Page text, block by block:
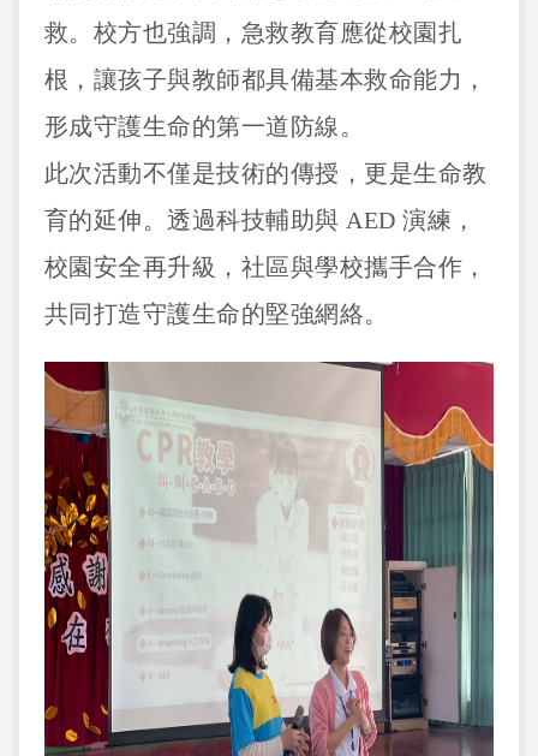
救。校方也強調，急救教育應從校園扎
根，讓孩子與教師都具備基本救命能力，
形成守護生命的第一道防線。
此次活動不僅是技術的傳授，更是生命教
育的延伸。透過科技輔助與 AED 演練，
校園安全再升級，社區與學校攜手合作，
共同打造守護生命的堅強網絡。